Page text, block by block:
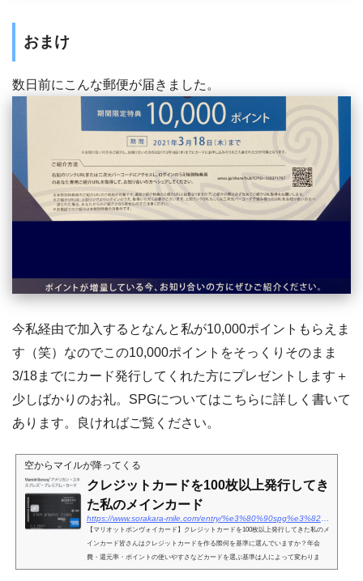
おまけ
数日前にこんな郵便が届きました。
今私経由で加入するとなんと私が10,000ポイントもらえま
す（笑）なのでこの10,000ポイントをそっくりそのまま
3/18までにカード発行してくれた方にプレゼントします＋
少しばかりのお礼。SPGについてはこちらに詳しく書いて
あります。良ければご覧ください。
空からマイルが降ってくる
クレジットカードを100枚以上発行してき
た私のメインカード
【マリオットボンヴォイカード】クレジットカードを100枚以上発行してきた私のメ
インカード皆さんはクレジットカードを作る際何を基準に選んでいますか？年会
費・還元率・ポイントの使いやすさなどカードを選ぶ基準は人によって変わりま
す。私の選ぶ基準は２つ。『守...